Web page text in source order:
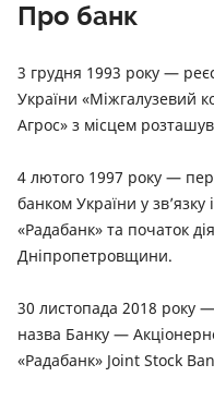
Про банк
3 грудня 1993 року —
України «Міжгалузевий
Агрос» з місцем
4 лютого 1997 року —
банком України у
«Радабанк» та початок
Дніпропетровщини.
30 листопада 2018 року
назва Банку —
«Радабанк» Joint Stock